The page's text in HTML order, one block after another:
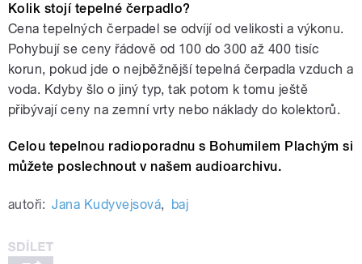
Kolik stojí tepelné čerpadlo?
Cena tepelných čerpadel se odvíjí od velikosti a výkonu.
Pohybují se ceny řádově od 100 do 300 až 400 tisíc
korun, pokud jde o nejběžnější tepelná čerpadla vzduch a
voda. Kdyby šlo o jiný typ, tak potom k tomu ještě
přibývají ceny na zemní vrty nebo náklady do kolektorů.
Celou tepelnou radioporadnu s Bohumilem Plachým si
můžete poslechnout v našem audioarchivu.
autoři: Jana Kudyvejsová, baj